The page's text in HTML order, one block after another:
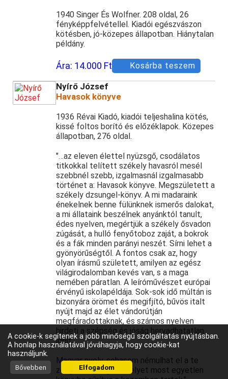
1940 Singer És Wolfner. 208 oldal, 26
fényképpfelvétellel. Kiadói egészvászon
kötésben, jó-közepes állapotban. Hiánytalan
példány.
Ára: 14.000 Ft Kosárba teszem
Nyírő József
Havasok könyve
1936 Révai Kiadó, kiadói teljeshalina kötés,
kissé foltos borító és előzéklapok. Közepes
állapotban, 276 oldal.
"…az ​eleven élettel nyüzsgő, csodálatos
titkokkal telített székely havasról mesél
szebbnél szebb, izgalmasnál izgalmasabb
történet a: Havasok könyve. Megszületett a
székely dzsungel-könyv. A mi madaraink
énekelnek benne fülünknek ismerős dalokat,
a mi állataink beszélnek anyánktól tanult,
édes nyelven, megértjük a székely ősvadon
zúgását, a hulló fenyőtoboz zaját, a bokrok
és a fák minden parányi neszét. Sírni lehet a
gyönyörűségtől. A fontos csak az, hogy
olyan írásmű született, amilyen az egész
világirodalomban kevés van, s a maga
nemében páratlan. A leíróművészet európai
érvényű iskolapéldája. Sok-sok idő múltán is
bizonyára örömet és megifjító, bűvös italt
nyújt majd az élet vándorútján
megfáradottaknak, és számos nyelven
hirdeti a szépség és jóság hervadhatatlan
igéit.
Magyar nyelv, sohasem némulhat el a te
zengő szépséged, melyet most egyetlen
A cookie-k segítenek a jobb minőségű szolgáltatás nyújtásban.
A honlap használatával jóváhagyja, hogy cookie-kat
használjunk.
Bővebben Elfogadom